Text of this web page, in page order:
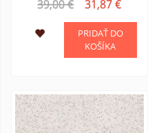
39,00 € 31,87 €
PRIDAŤ DO
KOŠÍKA